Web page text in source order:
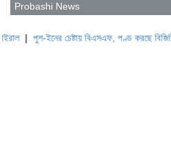
Probashi News
ইনের চেষ্টায় বিএসএফ, পণ্ড করছে বিজিবি|